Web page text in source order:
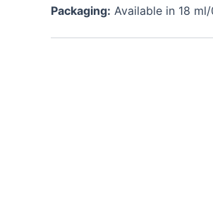
Packaging: Available in 18